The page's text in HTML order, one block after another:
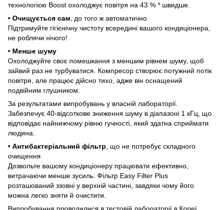
технологією Boost охолоджує повітря на 43 % * швидше.
• Очищується сам , до того ж автоматично
Підтримуйте гігієнічну чистоту всередині вашого кондиціонера,
не роблячи нічого!
• Менше шуму
Охолоджуйте своє помешкання з меншим рівнем шуму, щоб
зайвий раз не турбуватися. Компресор створює потужний потік
повітря, але працює дійсно тихо, адже він оснащений
подвійним глушником.
За результатами випробувань у власній лабораторії.
Забезпечує 40-відсоткове зниження шуму в діапазоні 1 кГц, що
відповідає найнижчому рівню гучності, який здатна сприймати
людина.
• Антибактеріальний фільтр , що не потребує складного
очищення
Дозвольте вашому кондиціонеру працювати ефективно,
витрачаючи менше зусиль. Фільтр Easy Filter Plus
розташований ззовні у верхній частині, завдяки чому його
можна легко зняти й очистити.
Випробування проводилися в тестовій лабораторії в Кореї.